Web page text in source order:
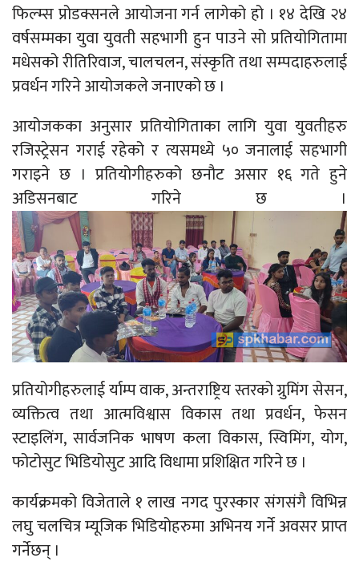
फिल्म्स प्रोडक्सनले आयोजना गर्न लागेको हो । १४ देखि २४
वर्षसम्मका युवा युवती सहभागी हुन पाउने सो प्रतियोगितामा
मधेसको रीतिरिवाज, चालचलन, संस्कृति तथा सम्पदाहरुलाई
प्रवर्धन गरिने आयोजकले जनाएको छ ।
आयोजकका अनुसार प्रतियोगिताका लागि युवा युवतीहरु
रजिस्ट्रेसन गराई रहेको र त्यसमध्ये ५० जनालाई सहभागी
गराइने छ । प्रतियोगीहरुको छनौट असार १६ गते हुने
अडिसनबाट गरिने छ ।
प्रतियोगीहरुलाई र्याम्प वाक, अन्तराष्ट्रिय स्तरको ग्रुमिंग सेसन,
व्यक्तित्व तथा आत्मविश्वास विकास तथा प्रवर्धन, फेसन
स्टाइलिंग, सार्वजनिक भाषण कला विकास, स्विमिंग, योग,
फोटोसुट भिडियोसुट आदि विधामा प्रशिक्षित गरिने छ ।
कार्यक्रमको विजेताले १ लाख नगद पुरस्कार संगसंगै विभिन्न
लघु चलचित्र म्यूजिक भिडियोहरुमा अभिनय गर्ने अवसर प्राप्त
गर्नेछन् ।